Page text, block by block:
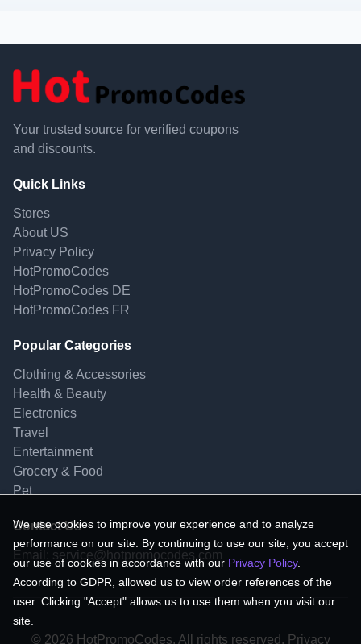
Your trusted source for verified coupons
and discounts.
Quick Links
Stores
About US
Privacy Policy
HotPromoCodes
HotPromoCodes DE
HotPromoCodes FR
Popular Categories
Clothing & Accessories
Health & Beauty
Electronics
Travel
Entertainment
Grocery & Food
Pet
Contact Us
Email: service@hotpromocodes.com
© 2026 HotPromoCodes, All rights reserved. Privacy
We use cookies to improve your experience and to analyze
performance on our site. By continuing to use our site, you accept
our use of cookies in accordance with our Privacy Policy.
According to GDPR, allowed us to view order references of the
user. Clicking "Accept" allows us to use them when you visit our
site.